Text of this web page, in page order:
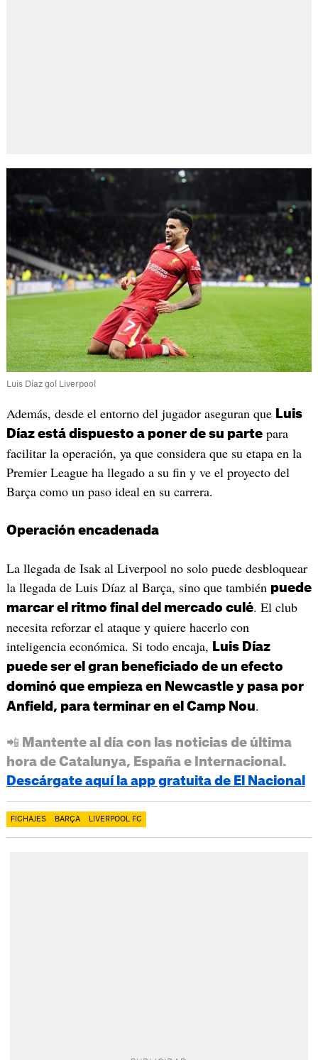
Luis Díaz gol Liverpool
Además, desde el entorno del jugador aseguran que Luis
Díaz está dispuesto a poner de su partepara
facilitar la operación, ya que considera que su etapa en la
Premier League ha llegado a su fin y ve el proyecto del
Barça como un paso ideal en su carrera.
Operación encadenada
La llegada de Isak al Liverpool no solo puede desbloquear
la llegada de Luis Díaz al Barça, sino que también puede
marcar el ritmo final del mercado culé. El club
necesita reforzar el ataque y quiere hacerlo con
inteligencia económica. Si todo encaja, Luis Díaz
puede ser el gran beneficiado de un efecto
dominó que empieza en Newcastle y pasa por
Anfield, para terminar en el Camp Nou.
📲 Mantente al día con las noticias de última
hora de Catalunya, España e Internacional.
Descárgate aquí la app gratuita de El Nacional
FICHAJES BARÇA LIVERPOOL FC